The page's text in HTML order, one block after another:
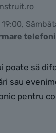
poate să
sau
pentru